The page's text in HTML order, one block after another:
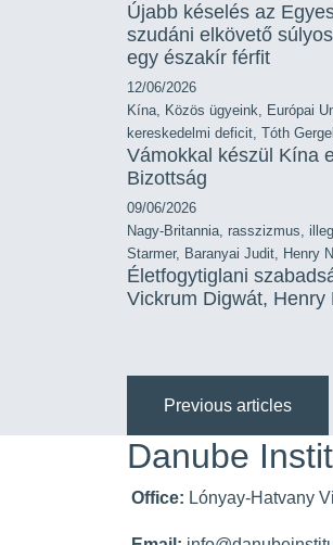
Újabb késelés az
szudáni elkövető
egy északír férfit
12/06/2026
Kína, Közös ügyeink, Európai
kereskedelmi deficit, Tóth
Vámokkal készül Kína
Bizottság
09/06/2026
Nagy-Britannia, rasszizmus,
Starmer, Baranyai Judit, Henry
Életfogytiglani
Vickrum Digwát, Henry
Previous articles
Danube
Office: Lónyay-Hatvany